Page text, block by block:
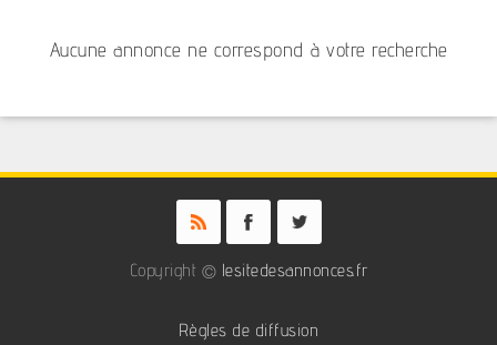
Aucune annonce ne correspond à votre recherche
Copyright © lesitedesannonces.fr
Règles de diffusion